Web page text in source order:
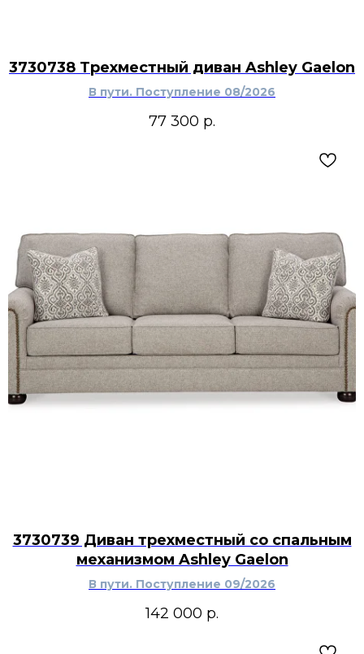
3730738 Трехместный диван Ashley Gaelon
В пути. Поступление 08/2026
77 300 р.
3730739 Диван трехместный со спальным
механизмом Ashley Gaelon
В пути. Поступление 09/2026
142 000 р.